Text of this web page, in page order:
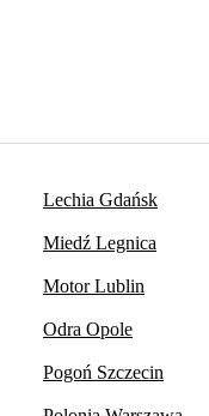
Lechia Gdańsk
Miedź Legnica
Motor Lublin
Odra Opole
Pogoń Szczecin